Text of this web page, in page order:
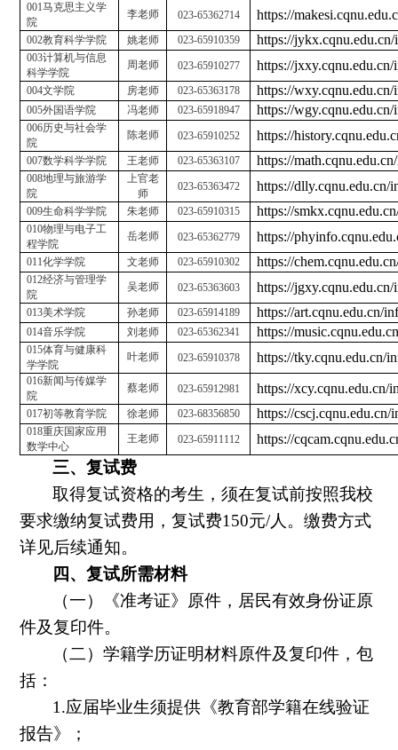
001马克思主义学
院
李老师 023-65362714 https://
002教育科学学院 姚老师 023-65910359 https://
003计算机与信息
科学学院
周老师 023-65910277 https://
004文学院 房老师 023-65363178 https://
005外国语学院 冯老师 023-65918947 https://
006历史与社会学
院
陈老师 023-65910252 https://
007数学科学学院 王老师 023-65363107 https://
008地理与旅游学
院
上官老
师
023-65363472 https://dlly.cqnu.edu.cn/
009生命科学学院 朱老师 023-65910315 https://
010物理与电子工
程学院
岳老师 023-65362779 https://
011化学学院 文老师 023-65910302 https://
012经济与管理学
院
吴老师 023-65363603 https://
013美术学院 孙老师 023-65914189 https://art.cqnu.edu.cn/
014音乐学院 刘老师 023-65362341 https://
015体育与健康科
学学院
叶老师 023-65910378 https://tky.cqnu.edu.cn/
016新闻与传媒学
院
蔡老师 023-65912981 https://xcy.cqnu.edu.cn/
017初等教育学院 徐老师 023-68356850 https://
018重庆国家应用
数学中心
王老师 023-65911112 https://
三、复试费
取得复试资格的考生，须在复试前按照我校
要求缴纳复试费用，复试费150元/人。缴费方式
详见后续通知。
四、复试所需材料
（一）《准考证》原件，居民有效身份证原
件及复印件。
（二）学籍学历证明材料原件及复印件，包
括：
1.应届毕业生须提供《教育部学籍在线验证
报告》；